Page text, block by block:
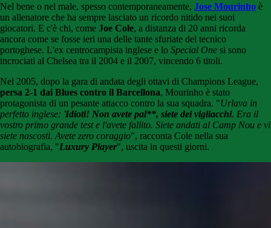
Nel bene o nel male, spesso contemporaneamente, Jose Mourinho è
un allenatore che ha sempre lasciato un ricordo nitido nei suoi
giocatori. E c'è chi, come Joe Cole, a distanza di 20 anni ricorda
ancora come se fosse ieri una delle tante sfuriate del tecnico
portoghese. L'ex centrocampista inglese e lo Special One si sono
incrociati al Chelsea tra il 2004 e il 2007, vincendo 6 titoli.
Nel 2005, dopo la gara di andata degli ottavi di Champions League,
persa 2-1 dai Blues contro il Barcellona, Mourinho è stato
protagonista di un pesante attacco contro la sua squadra. "Urlava in
perfetto inglese: 'Idioti! Non avete pal**, siete dei vigliacchi. Era il
vostro primo grande test e l'avete fallito. Siete andati al Camp Nou e vi
siete nascosti. Avete zero coraggio", racconta Cole nella sua
autobiografia, "Luxury Player", uscita in questi giorni.